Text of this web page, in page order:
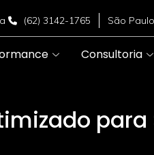
(62) 3142-1765 São Paulo
Consultoria